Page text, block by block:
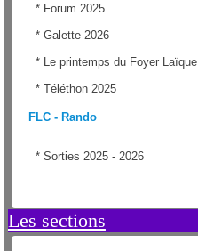
* Forum 2025
* Galette 2026
*
Le printemps du Foyer Laïque
* Téléthon 2025
FLC - Rando
* Sorties 2025 - 2026
Les sections